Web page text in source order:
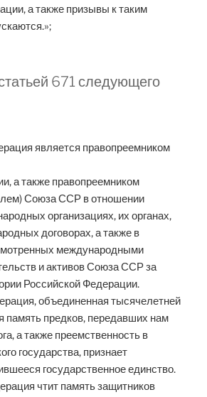
а также призывы к таким
671 следующего
является правопреемником
а также правопреемником
Союза ССР в отношении
организациях, их органах,
договорах, а также в
международными
и активов Союза ССР за
Российской Федерации.
объединенная тысячелетней
память предков, передавших нам
а также преемственность в
государства, признает
государственное единство.
чтит память защитников